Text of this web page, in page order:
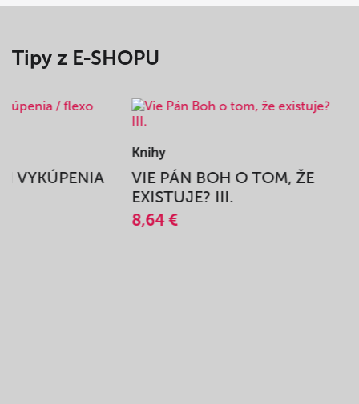
Tipy z E-SHOPU
VYKÚPENIA
Knihy
VIE PÁN BOH O TOM, ŽE
EXISTUJE? III.
8,64 €